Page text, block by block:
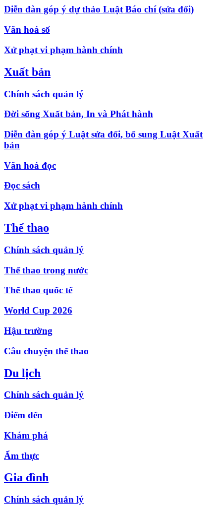
Diễn đàn góp ý dự thảo Luật Báo chí (sửa đổi)
Văn hoá số
Xử phạt vi phạm hành chính
Xuất bản
Chính sách quản lý
Đời sống Xuất bản, In và Phát hành
Diễn đàn góp ý Luật sửa đổi, bổ sung Luật Xuất
bản
Văn hoá đọc
Đọc sách
Xử phạt vi phạm hành chính
Thể thao
Chính sách quản lý
Thể thao trong nước
Thể thao quốc tế
World Cup 2026
Hậu trường
Câu chuyện thể thao
Du lịch
Chính sách quản lý
Điểm đến
Khám phá
Ẩm thực
Gia đình
Chính sách quản lý